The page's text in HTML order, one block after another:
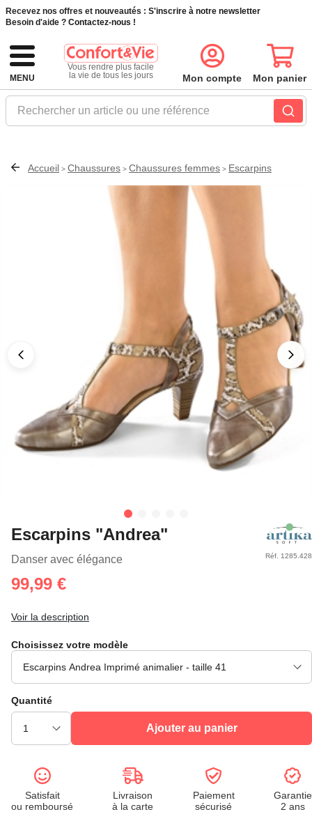
Recevez nos offres et nouveautés : S'inscrire à notre newsletter
Besoin d'aide ? Contactez-nous !
MENU
Vous rendre plus facile
la vie de tous les jours
Rechercher un article ou une référence
Mon compte Mon panier
Accueil > Chaussures > Chaussures femmes > Escarpins
Escarpins "Andrea"
Danser avec élégance Réf. 1285.428
99,99 €
Voir la description
Choisissez votre modèle
Quantité
Ajouter au panier
Satisfait
ou remboursé
Livraison
à la carte
Paiement
sécurisé
Garantie
2 ans